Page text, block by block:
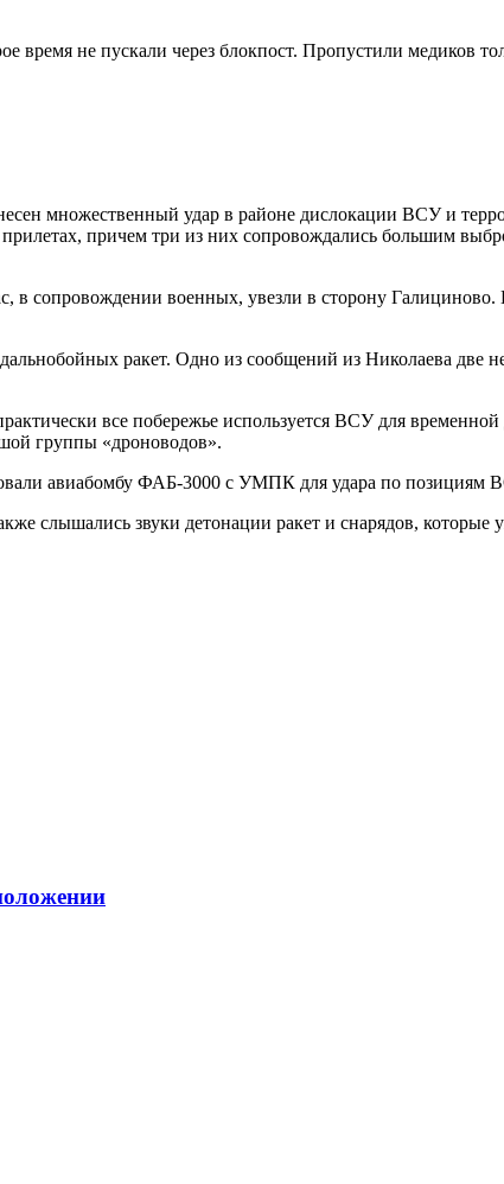
не пускали через блокпост. Пропустили медиков
множественный удар в районе дислокации ВСУ и
причем три из них сопровождались большим
сопровождении военных, увезли в сторону Галициново.
ракет. Одно из сообщений из Николаева две
все побережье используется ВСУ для
группы «дроноводов».
авиабомбу ФАБ-3000 с УМПК для удара по позициям
слышались звуки детонации ракет и снарядов, которые